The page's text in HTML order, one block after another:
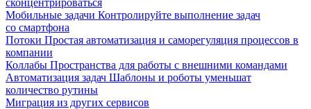
сконцентрироваться
Мобильные задачи Контролируйте выполнение задач
со смартфона
Потоки Простая автоматизация и саморегуляция процессов в
компании
Коллабы Пространства для работы с внешними командами
Автоматизация задач Шаблоны и роботы уменьшат
количество рутины
Миграция из других сервисов